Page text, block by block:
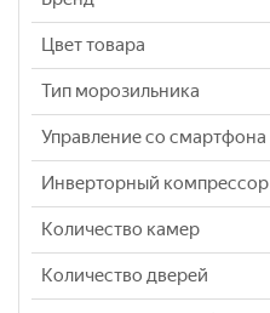
Цвет товара
Тип морозильника
Управление со смартфона
Инверторный компрессор
Количество камер
Количество дверей